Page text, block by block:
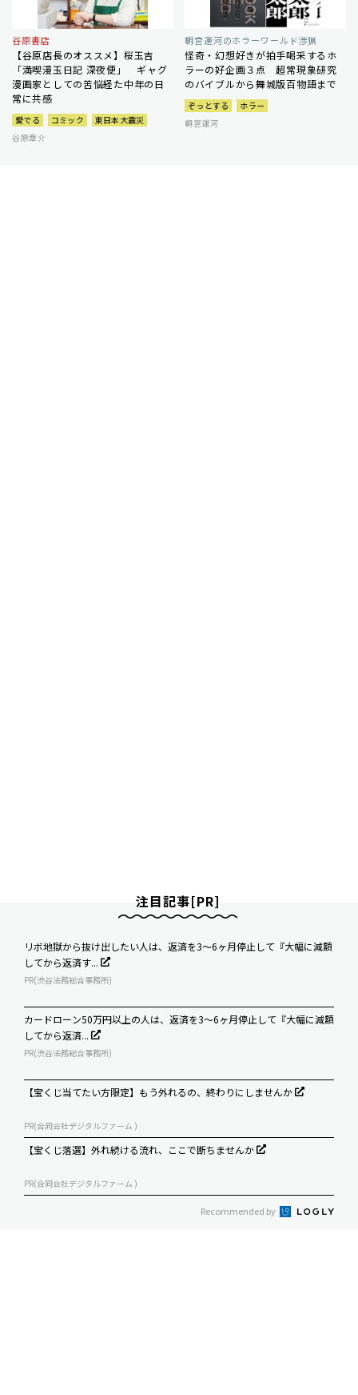
谷原書店
【谷原店長のオススメ】桜玉吉
「満喫漫玉日記 深夜便」 ギャグ
漫画家としての苦悩経た中年の日
常に共感
愛でる コミック
東日本大震災
谷原章介
朝宮運河のホラーワールド渉猟
怪奇・幻想好きが拍手喝采するホ
ラーの好企画３点 超常現象研究
のバイブルから舞城版百物語まで
ぞっとする
ホラー
朝宮運河
注目記事[PR]
リボ地獄から抜け出したい人は、返済を3～6ヶ月停止して『大幅に減額
してから返済す...
PR(渋谷法務総合事務所)
カードローン50万円以上の人は、返済を3～6ヶ月停止して『大幅に減額
してから返済...
PR(渋谷法務総合事務所)
【宝くじ当てたい方限定】もう外れるの、終わりにしませんか
PR(合同会社デジタルファーム )
【宝くじ落選】外れ続ける流れ、ここで断ちませんか
PR(合同会社デジタルファーム )
Recommended by